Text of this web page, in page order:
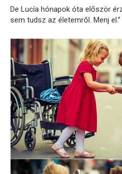
De Lucía hónapok óta először
sem tudsz az életemről. Menj el.”